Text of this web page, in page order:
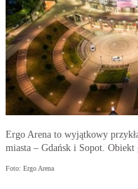
Ergo Arena to wyjątkowy
miasta – Gdańsk i Sopot.
Foto: Ergo Arena